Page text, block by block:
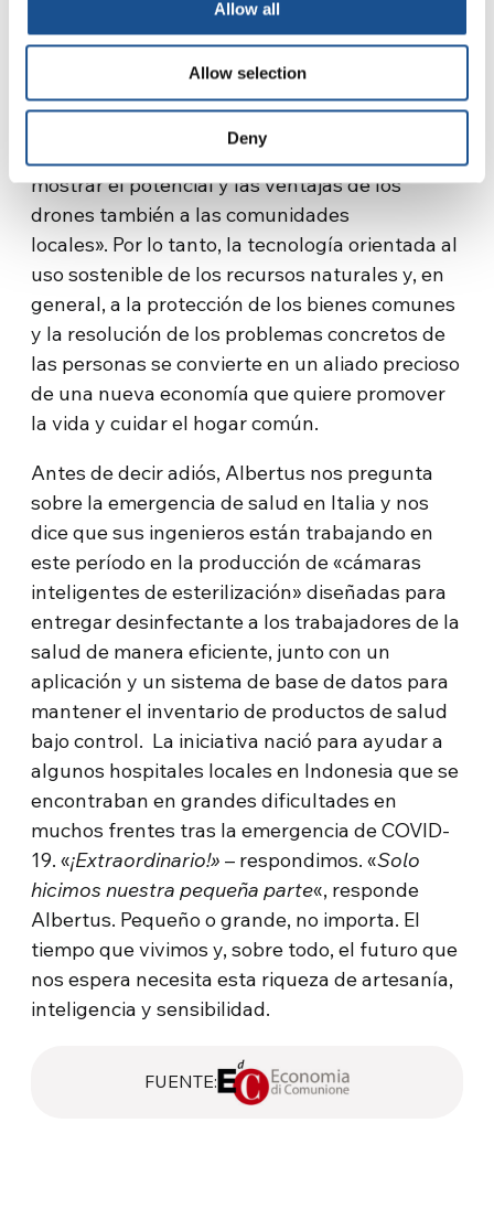
Allow all
Allow selection
Deny
agricultores en las islas indonesias.
«Nuestro objetivo es ayudar al mayor número
de comunidades. Hoy esto es posible gracias a
las donaciones de personas generosas. Pero
sabemos que el esfuerzo inicial pronto podrá
mostrar el potencial y las ventajas de los
drones también a las comunidades
locales». Por lo tanto, la tecnología orientada al
uso sostenible de los recursos naturales y, en
general, a la protección de los bienes comunes
y la resolución de los problemas concretos de
las personas se convierte en un aliado precioso
de una nueva economía que quiere promover
la vida y cuidar el hogar común.
Antes de decir adiós, Albertus nos pregunta
sobre la emergencia de salud en Italia y nos
dice que sus ingenieros están trabajando en
este período en la producción de «cámaras
inteligentes de esterilización» diseñadas para
entregar desinfectante a los trabajadores de la
salud de manera eficiente, junto con un
aplicación y un sistema de base de datos para
mantener el inventario de productos de salud
bajo control. La iniciativa nació para ayudar a
algunos hospitales locales en Indonesia que se
encontraban en grandes dificultades en
muchos frentes tras la emergencia de COVID-
19. «¡Extraordinario!» – respondimos. «Solo
hicimos nuestra pequeña parte«, responde
Albertus. Pequeño o grande, no importa. El
tiempo que vivimos y, sobre todo, el futuro que
nos espera necesita esta riqueza de artesanía,
inteligencia y sensibilidad.
FUENTE: